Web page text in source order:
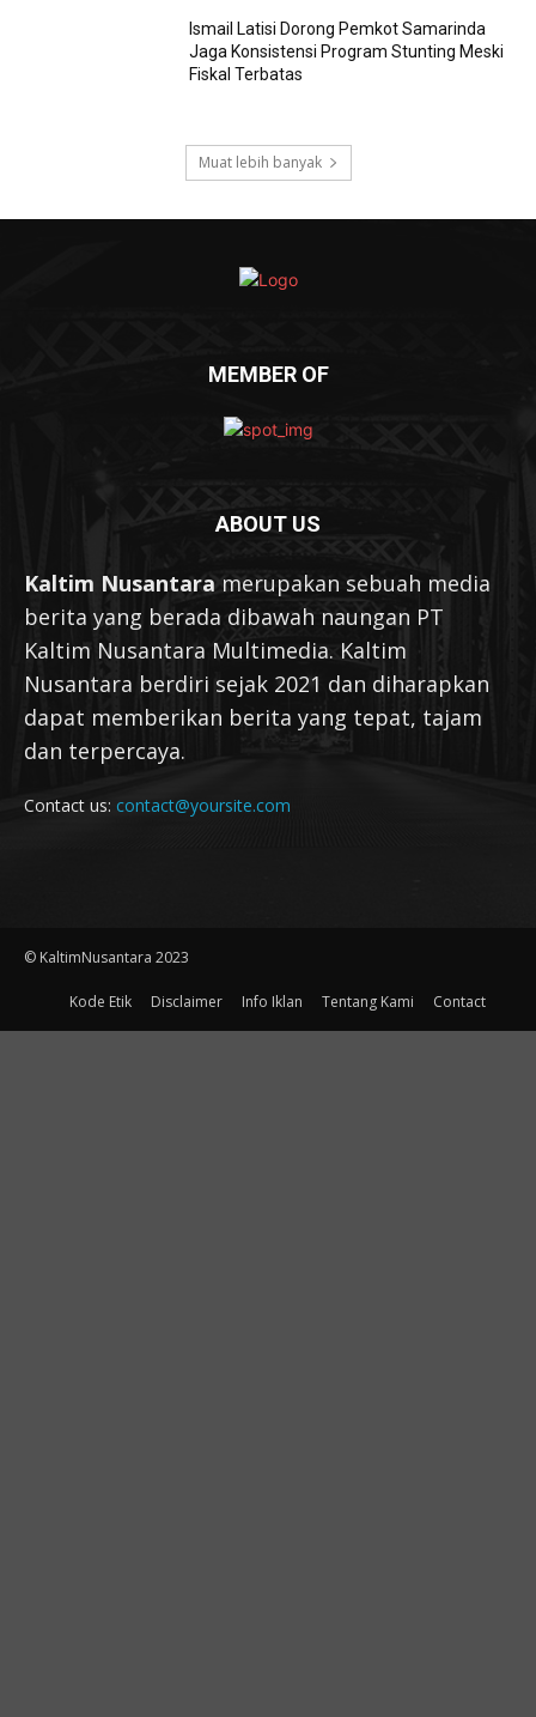
Ismail Latisi Dorong Pemkot Samarinda
Jaga Konsistensi Program Stunting Meski
Fiskal Terbatas
Muat lebih banyak
MEMBER OF
ABOUT US
Kaltim Nusantara merupakan sebuah media
berita yang berada dibawah naungan PT
Kaltim Nusantara Multimedia. Kaltim
Nusantara berdiri sejak 2021 dan diharapkan
dapat memberikan berita yang tepat, tajam
dan terpercaya.
Contact us: contact@yoursite.com
© KaltimNusantara 2023
Kode Etik Disclaimer Info Iklan Tentang Kami Contact